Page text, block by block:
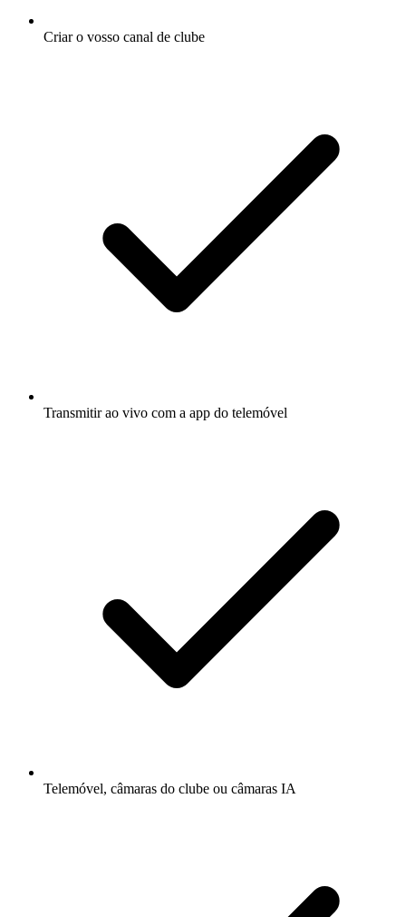
Criar o vosso canal de clube
Transmitir ao vivo com a app do telemóvel
Telemóvel, câmaras do clube ou câmaras IA